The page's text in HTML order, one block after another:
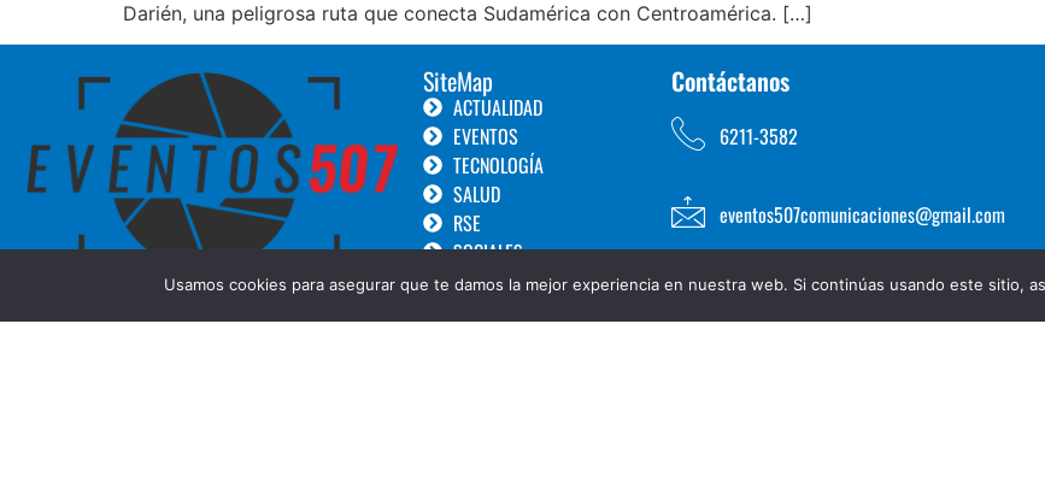
Darién, una peligrosa ruta que conecta Sudamérica con Centroamérica. […]
SiteMap
ACTUALIDAD
EVENTOS
TECNOLOGÍA
SALUD
RSE
SOCIALES
TURISMO
Contáctanos
6211-3582
eventos507comunicaciones@gmail.com
Usamos cookies para asegurar que te damos la mejor experiencia en nuestra web. Si continúas usando este sitio,